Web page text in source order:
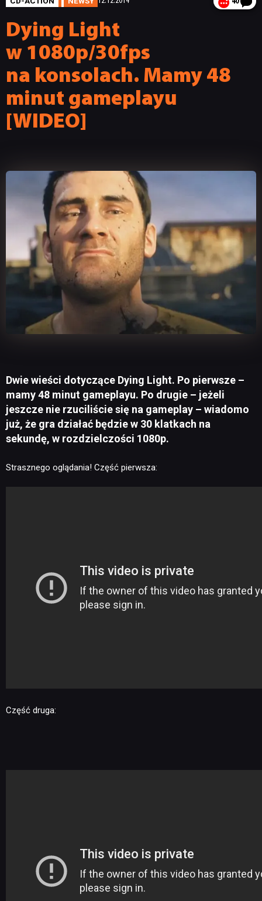
Dying Light
w 1080p/30fps
na konsolach. Mamy 48
minut gameplayu
[WIDEO]
Dwie wieści dotyczące Dying Light. Po pierwsze –
mamy 48 minut gameplayu. Po drugie – jeżeli
jeszcze nie rzuciliście się na gameplay – wiadomo
już, że gra działać będzie w 30 klatkach na
sekundę, w rozdzielczości 1080p.
Strasznego oglądania! Część pierwsza:
Część druga: